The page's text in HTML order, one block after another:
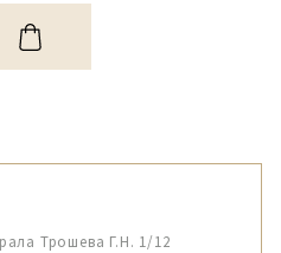
Трошева Г.Н. 1/12